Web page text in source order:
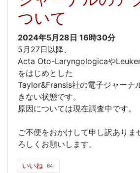
ついて
2024年5月28日 16時30分
5月27日以降、
Acta Oto-Laryngologicaや
をはじめとした
Taylor&Fransis社の電子ジャーナ
きない状態です。
原因については現在調査中です。
ご不便をおかけして申し訳ありま
ろしくお願いします。
いいね 64